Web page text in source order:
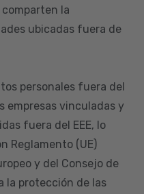
comparten la
ubicadas fuera de
personales fuera del
empresas vinculadas y
fuera del EEE, lo
Reglamento (UE)
y del Consejo de
la protección de las